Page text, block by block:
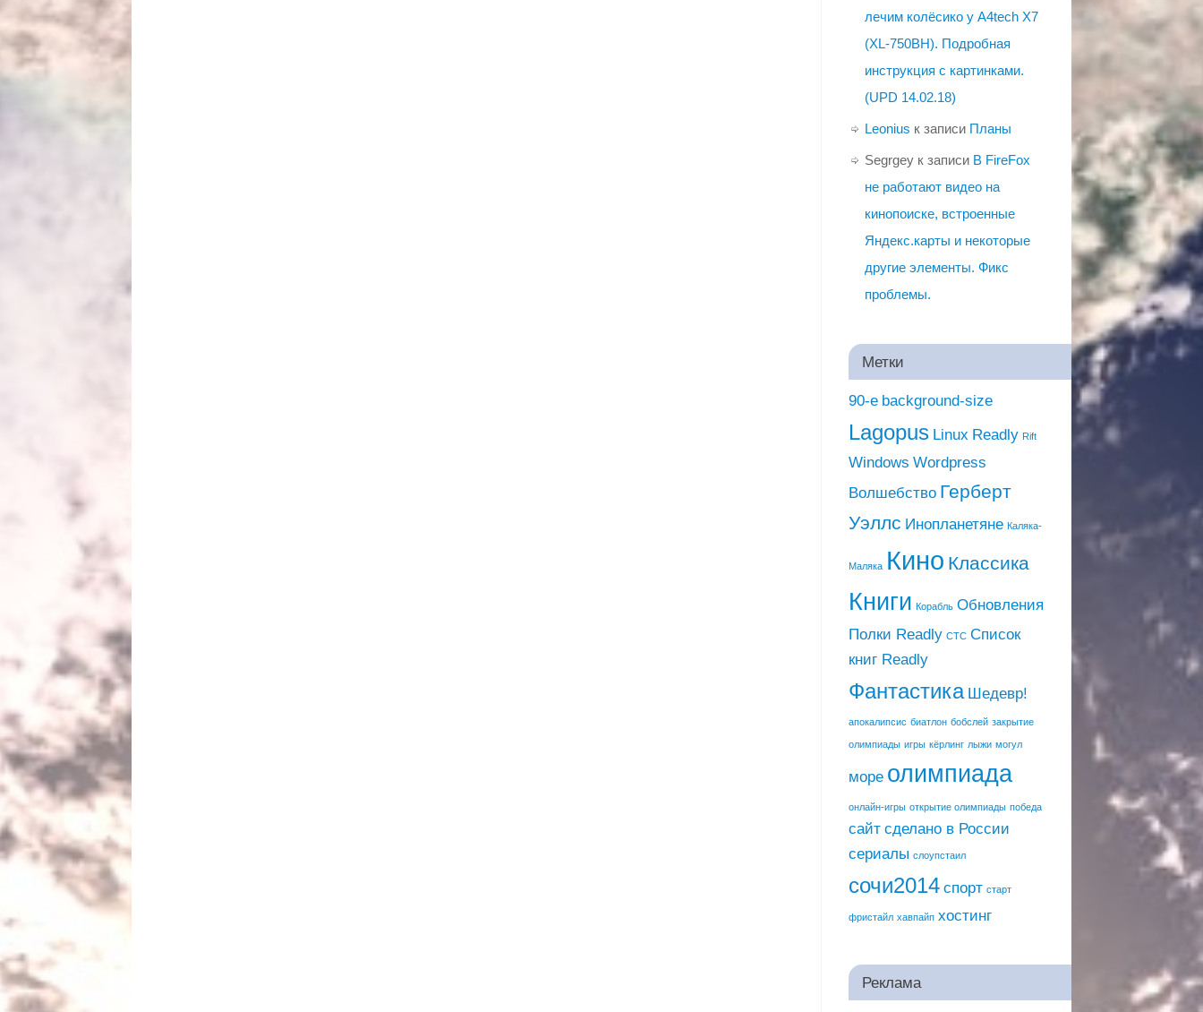
лечим колёсико у A4tech X7
(XL-750BH). Подробная
инструкция с картинками.
(UPD 14.02.18)
Leonius к записи Планы
Segrgey к записи В FireFox
не работают видео на
кинопоиске, встроенные
Яндекс.карты и некоторые
другие элементы. Фикс
проблемы.
Метки
90-е background-size
Lagopus Linux Readly Rift
Windows Wordpress
Волшебство Герберт
Уэллс Инопланетяне Каляка-
Маляка Кино Классика
Книги Корабль Обновления
Полки Readly СТС Список
книг Readly
Фантастика Шедевр!
апокалипсис биатлон бобслей закрытие
олимпиады игры кёрлинг лыжи могул
море олимпиада
онлайн-игры открытие олимпиады победа
сайт сделано в России
сериалы слоупстаил
сочи2014 спорт старт
фристайл хавпайп хостинг
Реклама